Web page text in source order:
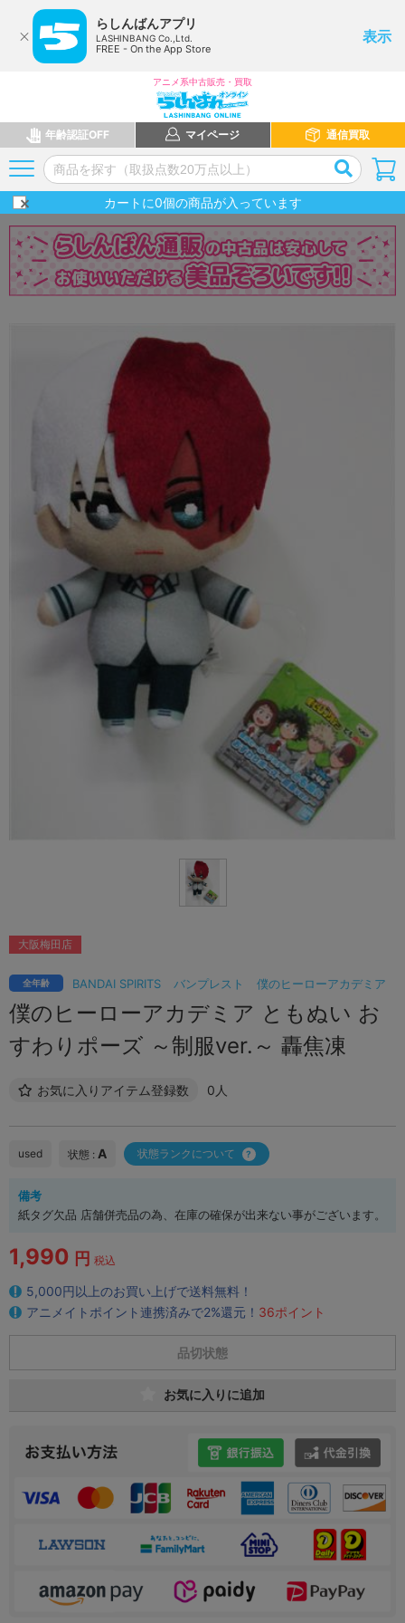
らしんばんアプリ
LASHINBANG Co.,Ltd.
FREE - On the App Store
表示
アニメ系中古販売・買取
年齢認証OFF マイページ 通信買取
カートに0個の商品が入っています
BANDAI SPIRITS バンプレスト 僕のヒーローアカデミア
全年齢
僕のヒーローアカデミア ともぬい お
すわりポーズ ～制服ver.～ 轟焦凍
お気に入りアイテム登録数 0人
大阪梅田店
used 状態 : A 状態ランクについて
備考
紙タグ欠品 店舗併売品の為、在庫の確保が出来ない事がございます。
1,990 円 税込
5,000円以上のお買い上げで送料無料！
アニメイトポイント連携済みで2%還元！ 36ポイント
品切状態
お気に入りに追加